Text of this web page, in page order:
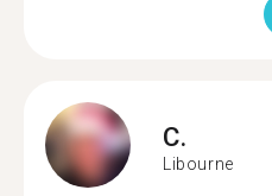
C.
Libourne